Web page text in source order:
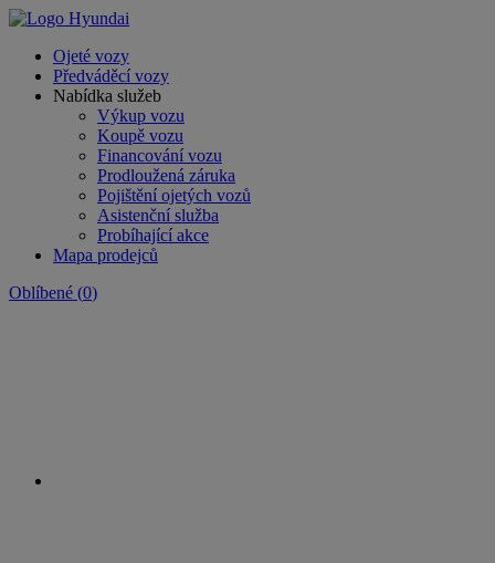
Ojeté vozy
Předváděcí vozy
Nabídka služeb
Výkup vozu
Koupě vozu
Financování vozu
Prodloužená záruka
Pojištění ojetých vozů
Asistenční služba
Probíhající akce
Mapa prodejců
Oblíbené (0)